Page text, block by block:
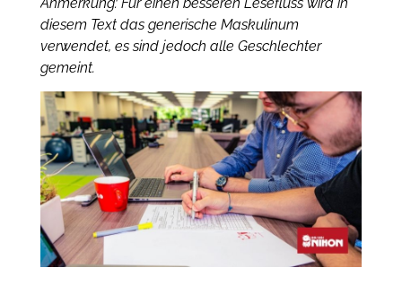
diesem Text das generische Maskulinum
verwendet, es sind jedoch alle Geschlechter
gemeint.